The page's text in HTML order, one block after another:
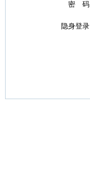
密 码
隐身登录